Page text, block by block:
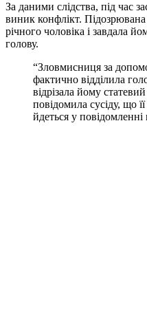
За даними слідства, під час
виник конфлікт.
річного чоловіка і завдала
голову.
“Зловмисниця за
фактично відділила
відрізала йому
повідомила сусіду, що
йдеться у повідомленні